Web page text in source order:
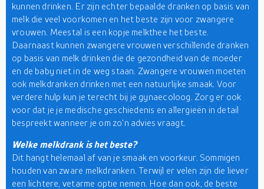
kunnen drinken. Er zijn echter bepaalde dranken op basis van
melk die veel voorkomen en het beste zijn voor zwangere
vrouwen. Meestal is een kopje melkthee het beste.
Daarnaast kunnen zwangere vrouwen verschillende dranken
op basis van melk drinken die de gezondheid van de moeder
en de baby niet in de weg staan. Zwangere vrouwen moeten
ook melkdranken drinken met een natuurlijke smaak. Voor
verdere hulp kun je terecht bij je gynaecoloog. Zorg er ook
voor dat je je medische geschiedenis en allergieën in detail
bespreekt wanneer je om zo'n advies vraagt.
Welke melkdrank is het beste?
Dit hangt helemaal af van je smaak en voorkeur. Sommigen
houden van zware melkdranken. Terwijl er velen zijn die liever
een lichtere, vetarme optie nemen. Hoe dan ook, de beste